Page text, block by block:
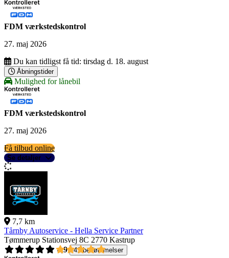
FDM værkstedskontrol
27. maj 2026
Du kan tidligst få tid: tirsdag d. 18. august
Åbningstider
Mulighed for lånebil
FDM værkstedskontrol
27. maj 2026
Få tilbud online
Se detaljer
7,7 km
Tårnby Autoservice - Hella Service Partner
Tømmerup Stationsvej 8C 2770 Kastrup
4,9
41 bedømmelser